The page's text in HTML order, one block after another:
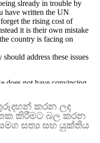
කරන ලද
කිරීමට බල කරන
සත්‍ය සහ යුක්තිය